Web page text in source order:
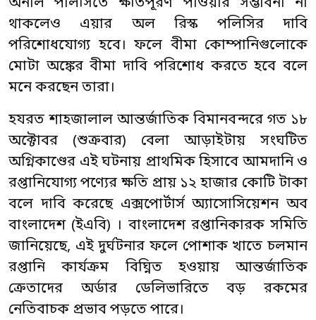
থাকলেও এয়ার অল রিস্ক পলিসির দাবি
পরিশোধযোগ্য হবে। ফলে বীমা কোম্পানিগুলোকে
মোটা অঙ্কের বীমা দাবি পরিশোধ করতে হবে বলে
মনে করছেন তারা।
হযরত শাহজালাল আন্তর্জাতিক বিমানবন্দরে গত ১৮
অক্টোবর (শুক্রবার) বেলা আড়াইটায় সংঘটিত
অগ্নিকাণ্ডের এই ঘটনায় প্রাথমিক হিসাবে আমদানি ও
রপ্তানিযোগ্য পণ্যের ক্ষতি প্রায় ১২ হাজার কোটি টাকা
বলে দাবি করেছে এক্সপোর্টার্স অ্যাসোসিয়েশন অব
বাংলাদেশ (ইএবি) । বাংলাদেশ রপ্তানিকারক সমিতি
জানিয়েছে, এই দুর্ঘটনার ফলে পোশাক খাতে চলমান
রপ্তানি কার্যক্রম বিঘ্নিত হওয়ায় আন্তর্জাতিক
ক্রেতাদের অর্ডার ডেলিভারিতে বড় রকমের
নেতিবাচক প্রভাব পড়তে পারে।